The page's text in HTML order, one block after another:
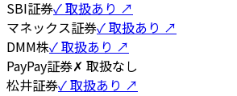
SBI証券✓ 取扱あり ↗
マネックス証券✓ 取扱あり ↗
DMM株✓ 取扱あり ↗
PayPay証券✗ 取扱なし
松井証券✓ 取扱あり ↗